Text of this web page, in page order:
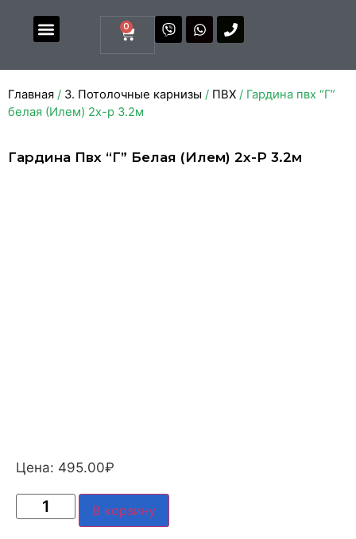
0
Главная / 3. Потолочные карнизы / ПВХ / Гардина пвх “Г”
белая (Илем) 2х-р 3.2м
Гардина Пвх “Г” Белая (Илем) 2х-Р 3.2м
Цена: 495.00₽
В корзину